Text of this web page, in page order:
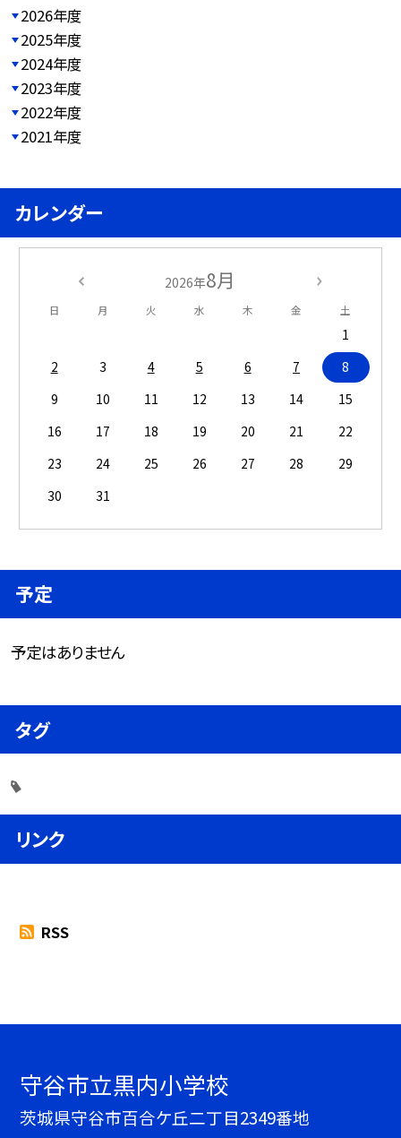
2026年度
2025年度
2024年度
2023年度
2022年度
2021年度
カレンダー
2026年8月
日 月 火 水 木 金 土
1
2
3 4 5 6 7
8
9
10 11 12 13 14
15
16
17 18 19 20 21
22
23
24 25 26 27 28
29
30
31
予定
予定はありません
タグ
リンク
RSS
守谷市立黒内小学校
茨城県守谷市百合ケ丘二丁目2349番地